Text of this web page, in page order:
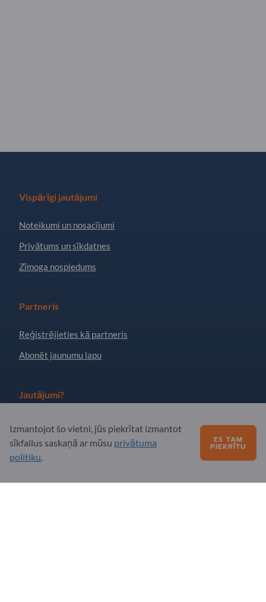
Vispārīgi jautājumi
Noteikumi un nosacījumi
Privātums un sīkdatnes
Zīmoga nospiedums
Partneris
Reģistrējieties kā partneris
Abonēt jaunumu lapu
Jautājumi?
Biežāk uzdotie jautājumi
Mūsu pakalpojumu piedāvājums
Par mums
Ziņojums Exportpages
Izmantojot šo vietni, jūs piekrītat izmantot
sīkfailus saskaņā ar mūsu privātuma
politiku.
ES TAM
PIEKRĪTU